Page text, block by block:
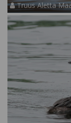
Truus Aletta